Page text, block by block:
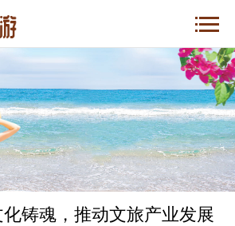
铸魂，推动文旅产业发展